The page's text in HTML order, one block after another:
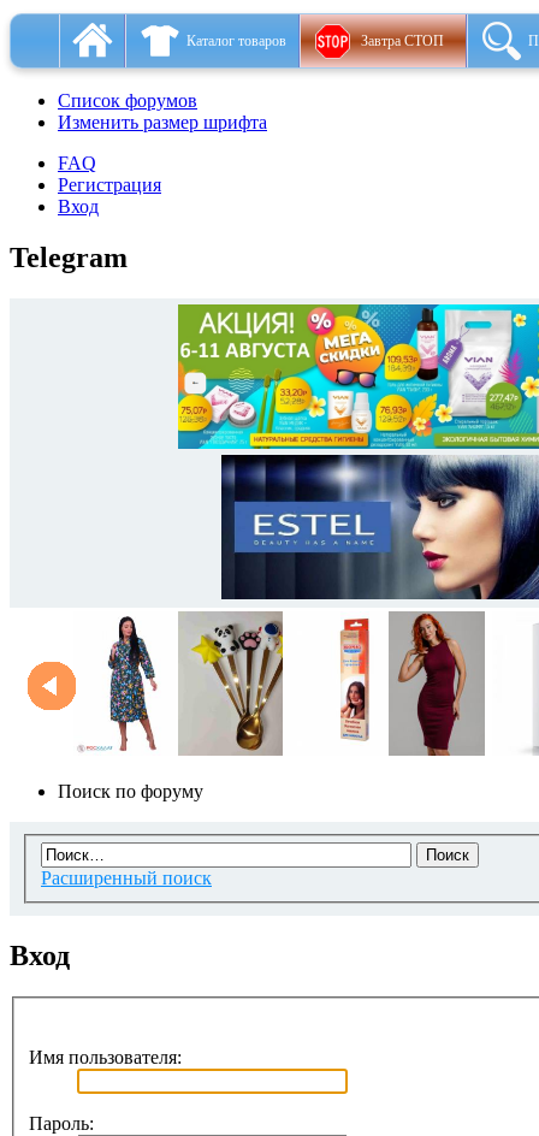
Каталог товаров Завтра СТОП
Список форумов
Изменить размер шрифта
FAQ
Регистрация
Вход
Telegram
Поиск по форуму
Расширенный поиск
Вход
Имя пользователя:
Пароль: